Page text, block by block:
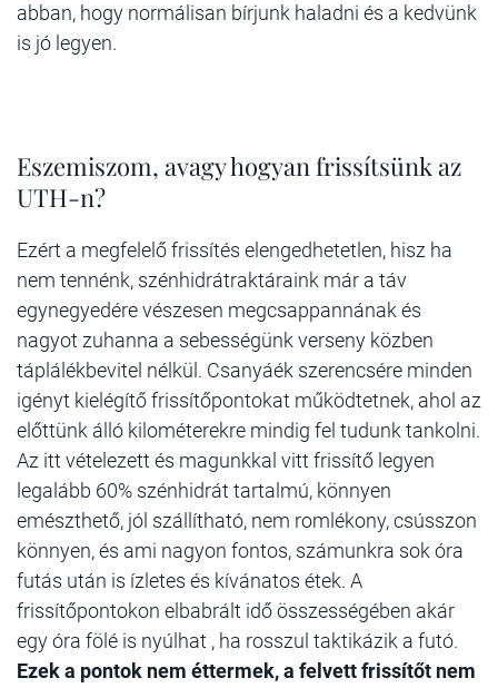
abban, hogy normálisan bírjunk haladni és a kedvünk
is jó legyen.
Eszemiszom, avagy hogyan frissítsünk az
UTH-n?
Ezért a megfelelő frissítés elengedhetetlen, hisz ha
nem tennénk, szénhidrátraktáraink már a táv
egynegyedére vészesen megcsappannának és
nagyot zuhanna a sebességünk verseny közben
táplálékbevitel nélkül. Csanyáék szerencsére minden
igényt kielégítő frissítőpontokat működtetnek, ahol az
előttünk álló kilométerekre mindig fel tudunk tankolni.
Az itt vételezett és magunkkal vitt frissítő legyen
legalább 60% szénhidrát tartalmú, könnyen
emészthető, jól szállítható, nem romlékony, csússzon
könnyen, és ami nagyon fontos, számunkra sok óra
futás után is ízletes és kívánatos étek. A
frissítőpontokon elbabrált idő összességében akár
egy óra fölé is nyúlhat , ha rosszul taktikázik a futó.
Ezek a pontok nem éttermek, a felvett frissítőt nem